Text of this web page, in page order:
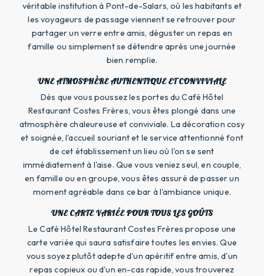
véritable institution à Pont-de-Salars, où les habitants et
les voyageurs de passage viennent se retrouver pour
partager un verre entre amis, déguster un repas en
famille ou simplement se détendre après une journée
bien remplie.
UNE ATMOSPHÈRE AUTHENTIQUE ET CONVIVIALE
Dès que vous poussez les portes du Café Hôtel
Restaurant Costes Frères, vous êtes plongé dans une
atmosphère chaleureuse et conviviale. La décoration cosy
et soignée, l'accueil souriant et le service attentionné font
de cet établissement un lieu où l'on se sent
immédiatement à l'aise. Que vous veniez seul, en couple,
en famille ou en groupe, vous êtes assuré de passer un
moment agréable dans ce bar à l'ambiance unique.
UNE CARTE VARIÉE POUR TOUS LES GOÛTS
Le Café Hôtel Restaurant Costes Frères propose une
carte variée qui saura satisfaire toutes les envies. Que
vous soyez plutôt adepte d'un apéritif entre amis, d'un
repas copieux ou d'un en-cas rapide, vous trouverez